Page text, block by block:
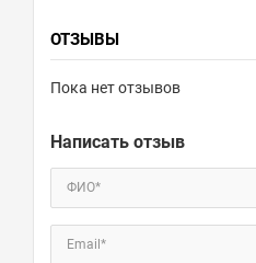
ОТЗЫВЫ
Пока нет отзывов
Написать отзыв
ФИО*
Email*